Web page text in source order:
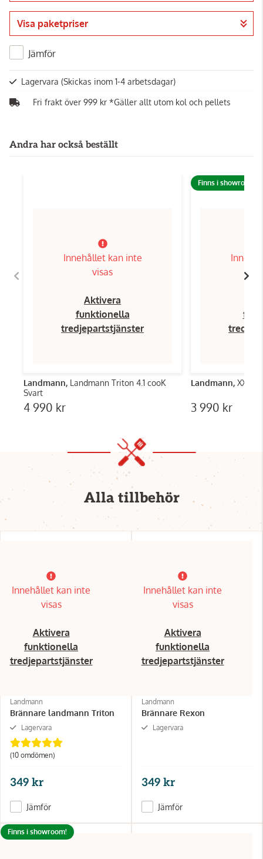
Visa paketpriser
Jämför
Lagervara (Skickas inom 1-4 arbetsdagar)
Fri frakt över 999 kr *Gäller allt utom kol och pellets
Andra har också beställt
Innehållet kan inte
visas
Aktivera
funktionella
tredjepartstjänster
Landmann, Landmann Triton 4.1 cooK
Svart
4 990 kr
Finns i showroom!
Landmann, XXL
3 990 kr
Alla tillbehör
Innehållet kan inte
visas
Aktivera
funktionella
tredjepartstjänster
Landmann
Brännare landmann Triton
Lagervara
(10 omdömen)
349 kr
Jämför
Innehållet kan inte
visas
Aktivera
funktionella
tredjepartstjänster
Landmann
Brännare Rexon
Lagervara
349 kr
Jämför
Finns i showroom!